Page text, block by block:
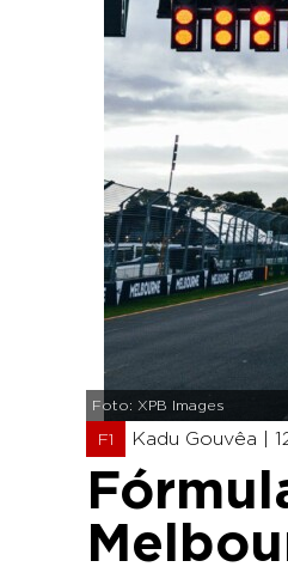
Foto: XPB Images
F1 Kadu Gouvêa |